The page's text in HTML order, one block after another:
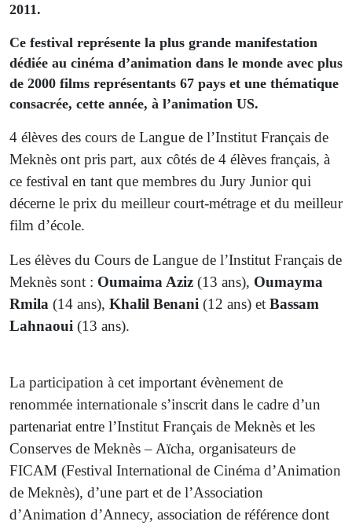
2011.
Ce festival représente la plus grande manifestation
dédiée au cinéma d’animation dans le monde avec plus
de 2000 films représentants 67 pays et une thématique
consacrée, cette année, à l’animation US.
4 élèves des cours de Langue de l’Institut Français de
Meknès ont pris part, aux côtés de 4 élèves français, à
ce festival en tant que membres du Jury Junior qui
décerne le prix du meilleur court-métrage et du meilleur
film d’école.
Les élèves du Cours de Langue de l’Institut Français de
Meknès sont : Oumaima Aziz (13 ans), Oumayma
Rmila (14 ans), Khalil Benani (12 ans) et Bassam
Lahnaoui (13 ans).
La participation à cet important évènement de
renommée internationale s’inscrit dans le cadre d’un
partenariat entre l’Institut Français de Meknès et les
Conserves de Meknès – Aïcha, organisateurs de
FICAM (Festival International de Cinéma d’Animation
de Meknès), d’une part et de l’Association
d’Animation d’Annecy, association de référence dont